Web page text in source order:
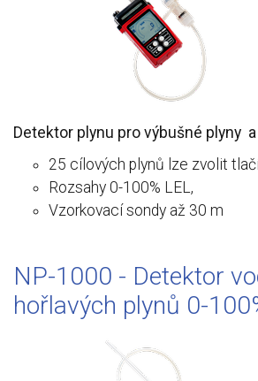
Detektor plynu pro výbušné plyny
25 cílových plynů lze zvolit
Rozsahy 0-100% LEL,
Vzorkovací sondy až 30 m
NP-1000 - Detektor
hořlavých plynů 0-